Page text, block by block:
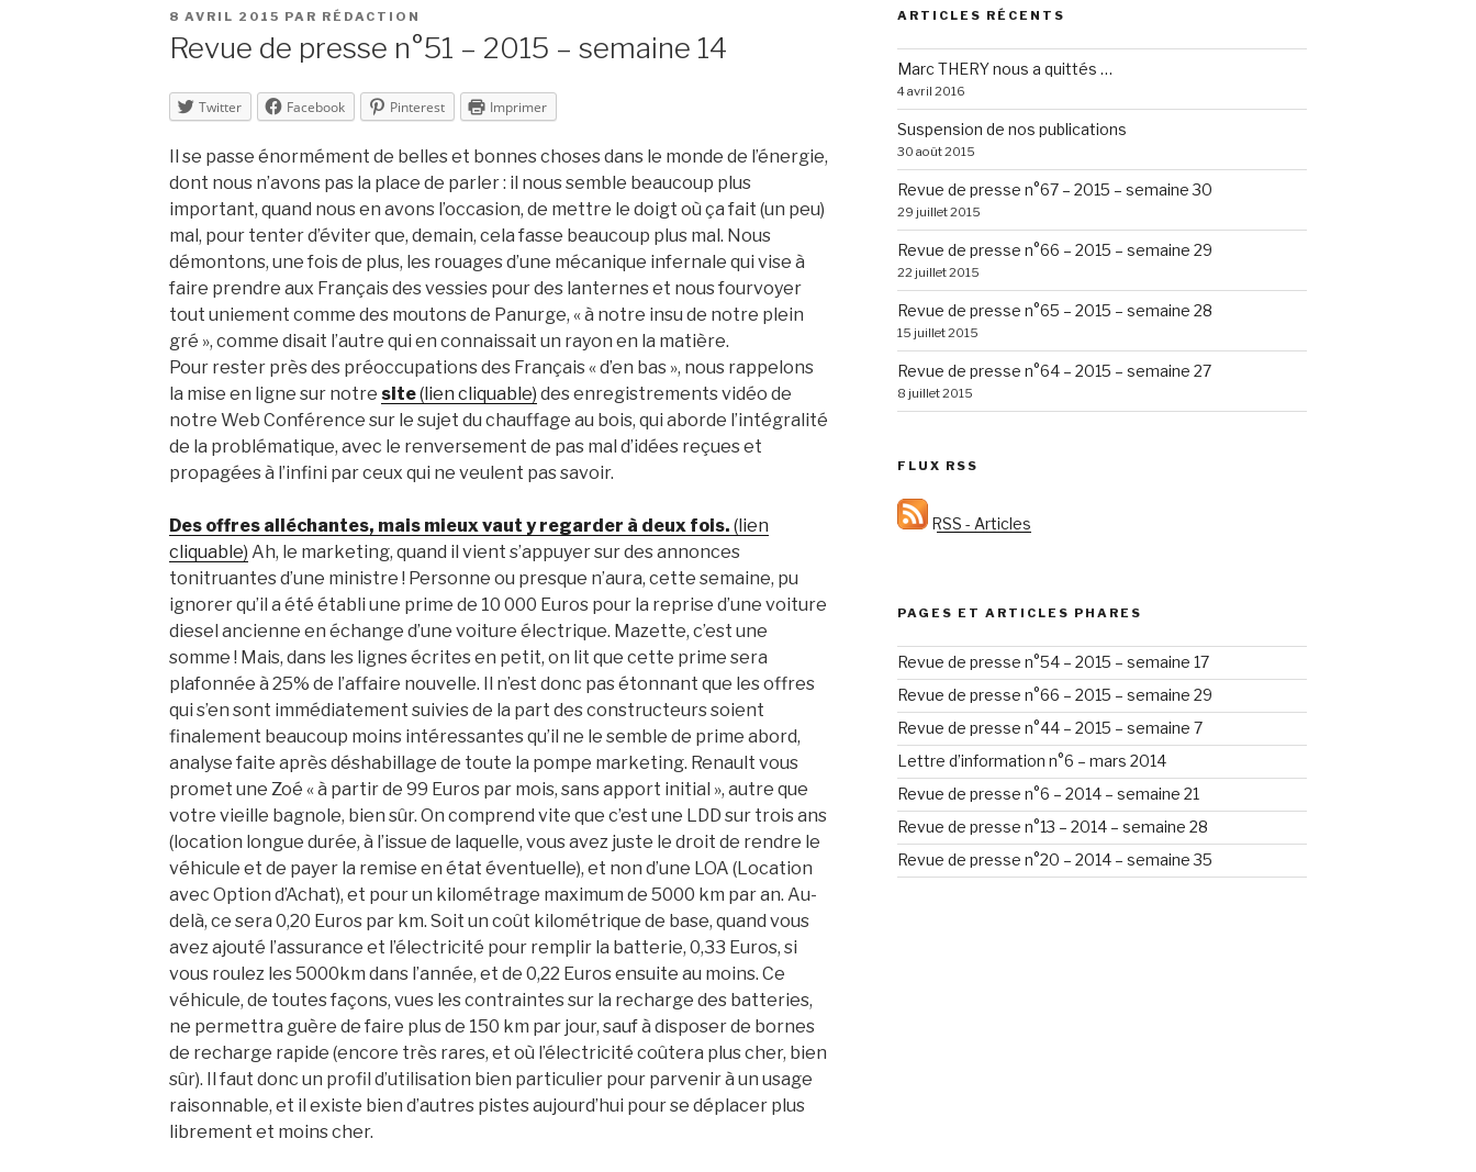
PUBLIÉ
8 AVRIL 2015 PAR RÉDACTION
Revue de presse n°51 – 2015 – semaine 14
Twitter Facebook Pinterest Imprimer
Il se passe énormément de belles et bonnes choses dans le monde de l’énergie,
dont nous n’avons pas la place de parler : il nous semble beaucoup plus
important, quand nous en avons l’occasion, de mettre le doigt où ça fait (un peu)
mal, pour tenter d’éviter que, demain, cela fasse beaucoup plus mal. Nous
démontons, une fois de plus, les rouages d’une mécanique infernale qui vise à
faire prendre aux Français des vessies pour des lanternes et nous fourvoyer
tout uniement comme des moutons de Panurge, « à notre insu de notre plein
gré », comme disait l’autre qui en connaissait un rayon en la matière.
Pour rester près des préoccupations des Français « d’en bas », nous rappelons
la mise en ligne sur notre site(lien cliquable) des enregistrements vidéo de
notre Web Conférence sur le sujet du chauffage au bois, qui aborde l’intégralité
de la problématique, avec le renversement de pas mal d’idées reçues et
propagées à l’infini par ceux qui ne veulent pas savoir.
Des offres alléchantes, mais mieux vaut y regarder à deux fois. (lien
cliquable) Ah, le marketing, quand il vient s’appuyer sur des annonces
tonitruantes d’une ministre ! Personne ou presque n’aura, cette semaine, pu
ignorer qu’il a été établi une prime de 10 000 Euros pour la reprise d’une voiture
diesel ancienne en échange d’une voiture électrique. Mazette, c’est une
somme ! Mais, dans les lignes écrites en petit, on lit que cette prime sera
plafonnée à 25% de l’affaire nouvelle. Il n’est donc pas étonnant que les offres
qui s’en sont immédiatement suivies de la part des constructeurs soient
finalement beaucoup moins intéressantes qu’il ne le semble de prime abord,
analyse faite après déshabillage de toute la pompe marketing. Renault vous
promet une Zoé « à partir de 99 Euros par mois, sans apport initial », autre que
votre vieille bagnole, bien sûr. On comprend vite que c’est une LDD sur trois ans
(location longue durée, à l’issue de laquelle, vous avez juste le droit de rendre le
véhicule et de payer la remise en état éventuelle), et non d’une LOA (Location
avec Option d’Achat), et pour un kilométrage maximum de 5000 km par an. Au-
delà, ce sera 0,20 Euros par km. Soit un coût kilométrique de base, quand vous
avez ajouté l’assurance et l’électricité pour remplir la batterie, 0,33 Euros, si
vous roulez les 5000km dans l’année, et de 0,22 Euros ensuite au moins. Ce
véhicule, de toutes façons, vues les contraintes sur la recharge des batteries,
ne permettra guère de faire plus de 150 km par jour, sauf à disposer de bornes
de recharge rapide (encore très rares, et où l’électricité coûtera plus cher, bien
sûr). Il faut donc un profil d’utilisation bien particulier pour parvenir à un usage
raisonnable, et il existe bien d’autres pistes aujourd’hui pour se déplacer plus
librement et moins cher.
ARTICLES RÉCENTS
Marc THERY nous a quittés …
4 avril 2016
Suspension de nos publications
30 août 2015
Revue de presse n°67 – 2015 – semaine 30
29 juillet 2015
Revue de presse n°66 – 2015 – semaine 29
22 juillet 2015
Revue de presse n°65 – 2015 – semaine 28
15 juillet 2015
Revue de presse n°64 – 2015 – semaine 27
8 juillet 2015
FLUX RSS
RSS - Articles
PAGES ET ARTICLES PHARES
Revue de presse n°54 – 2015 – semaine 17
Revue de presse n°66 – 2015 – semaine 29
Revue de presse n°44 – 2015 – semaine 7
Lettre d’information n°6 – mars 2014
Revue de presse n°6 – 2014 – semaine 21
Revue de presse n°13 – 2014 – semaine 28
Revue de presse n°20 – 2014 – semaine 35